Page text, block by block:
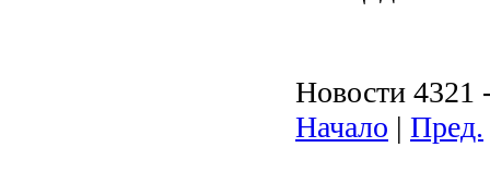
Новости 4321
Начало | Пред.